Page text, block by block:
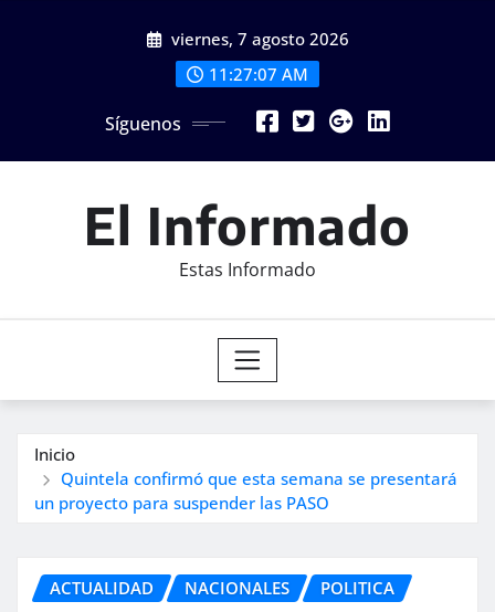
viernes, 7 agosto 2026
11:27:09 AM
Síguenos
El Informado
Estas Informado
Inicio
Quintela confirmó que esta semana se presentará
un proyecto para suspender las PASO
ACTUALIDAD NACIONALES POLITICA